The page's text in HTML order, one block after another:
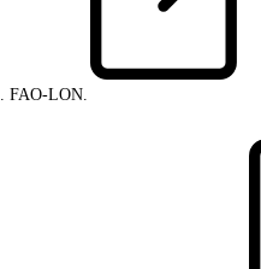
. FAO-LON.